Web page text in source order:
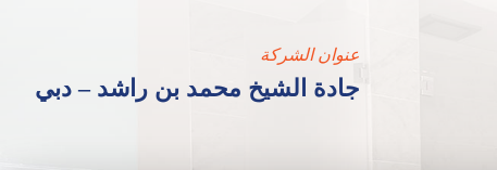
عنوان الشركة
جادة الشيخ محمد بن راشد – دبي